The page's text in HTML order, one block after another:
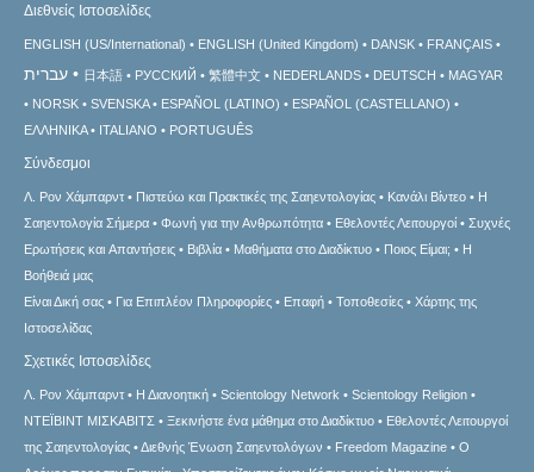
Διεθνείς Ιστοσελίδες
ENGLISH (US/International) ENGLISH (United Kingdom) DANSK FRANÇAIS
עברית 日本語 РУССКИЙ 繁體中文 NEDERLANDS DEUTSCH
MAGYAR
NORSK
SVENSKA ESPAÑOL (LATINO)
ESPAÑOL (CASTELLANO)
ΕΛΛΗΝΙΚA
ITALIANO PORTUGUÊS
Σύνδεσμοι
Λ. Ρον Χάμπαρντ Πιστεύω και Πρακτικές της Σαηεντολογίας Κανάλι Βίντεο
Η
Σαηεντολογία Σήμερα
Φωνή για την Ανθρωπότητα Εθελοντές Λειτουργοί
Συχνές
Ερωτήσεις και Απαντήσεις
Βιβλία Μαθήματα στο Διαδίκτυο Ποιος Είμαι;
Η
Βοήθειά μας
Είναι Δική σας
Για Επιπλέον Πληροφορίες Επαφή Τοποθεσίες
Χάρτης της
Ιστοσελίδας
Σχετικές Ιστοσελίδες
Λ. Ρον Χάμπαρντ Η Διανοητική Scientology Network
Scientology Religion
ΝΤΕΪΒΙΝΤ ΜΙΣΚAΒΙΤΣ
Ξεκινήστε ένα μάθημα στο Διαδίκτυο
Εθελοντές Λειτουργοί
της Σαηεντολογίας
Διεθνής Ένωση Σαηεντολόγων Freedom Magazine
Ο